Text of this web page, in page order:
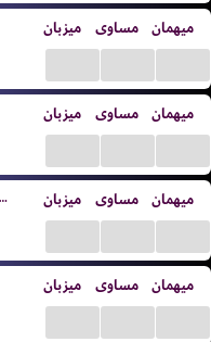
میزبان مساوی میهمان
میزبان مساوی میهمان
میزبان مساوی میهمان
میزبان مساوی میهمان